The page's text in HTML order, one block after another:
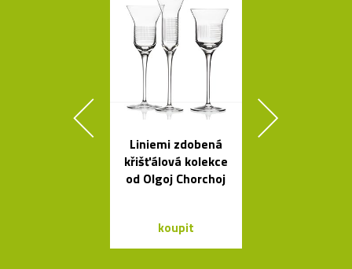
Liniemi zdobená
křišťálová kolekce
od Olgoj Chorchoj
koupit